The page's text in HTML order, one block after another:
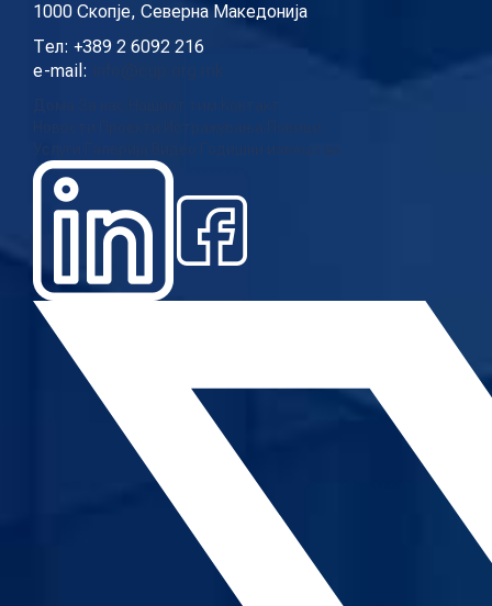
1000 Скопје, Северна Македонија
Тел: +389 2 6092 216
e-mail: